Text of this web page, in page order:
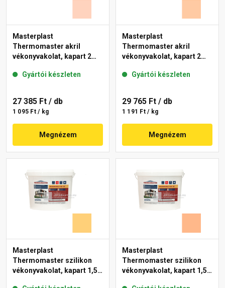
Masterplast
Thermomaster akril
vékonyvakolat, kapart 2
Gyártói készleten
27 385 Ft / db
1 095 Ft / kg
Megnézem
Masterplast
Thermomaster akril
vékonyvakolat, kapart 2
Gyártói készleten
29 765 Ft / db
1 191 Ft / kg
Megnézem
Masterplast
Thermomaster szilikon
vékonyvakolat, kapart 1,5
Masterplast
Thermomaster szilikon
vékonyvakolat, kapart 1,5